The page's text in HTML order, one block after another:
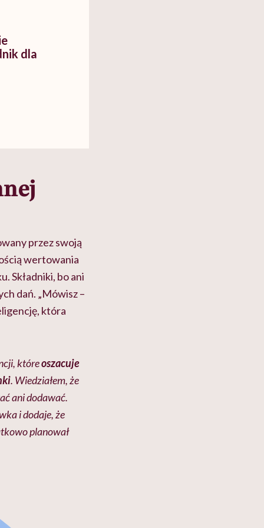
dla
przez swoją
wertowania
Składniki, bo ani
dań. „Mówisz –
która
któreoszacuje
. Wiedziałem, że
ani dodawać.
i dodaje, że
planował